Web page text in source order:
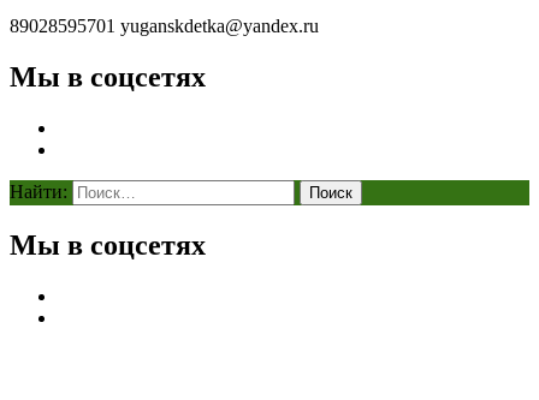
89028595701 yuganskdetka@yandex.ru
Мы в соцсетях
Найти:
Мы в соцсетях